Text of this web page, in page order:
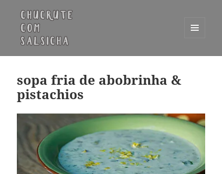
WIDGETS
sopa fria de abobrinha &
pistachios